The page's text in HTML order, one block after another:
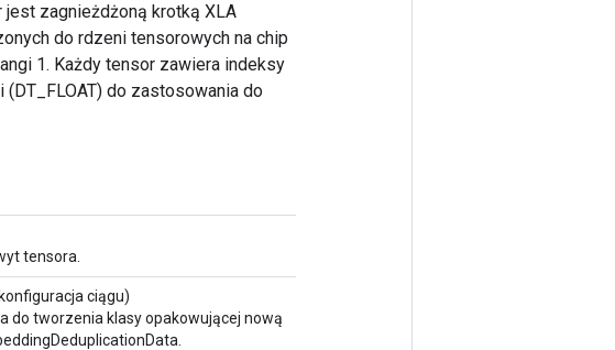
jest zagnieżdżoną krotką XLA
do rdzeni tensorowych na chip
1. Każdy tensor zawiera indeksy
do zastosowania do
tensora.
ciągu)
do tworzenia klasy opakowującej nową